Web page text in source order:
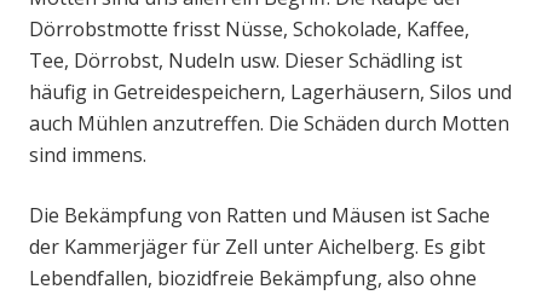
Dörrobstmotte frisst Nüsse, Schokolade, Kaffee,
Tee, Dörrobst, Nudeln usw. Dieser Schädling ist
häufig in Getreidespeichern, Lagerhäusern, Silos und
auch Mühlen anzutreffen. Die Schäden durch Motten
sind immens.
Die Bekämpfung von Ratten und Mäusen ist Sache
der Kammerjäger für Zell unter Aichelberg. Es gibt
Lebendfallen, biozidfreie Bekämpfung, also ohne